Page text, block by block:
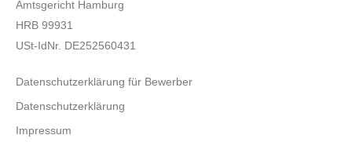
Amtsgericht Hamburg
HRB 99931
USt-IdNr. DE252560431
Datenschutzerklärung für Bewerber
Datenschutzerklärung
Impressum